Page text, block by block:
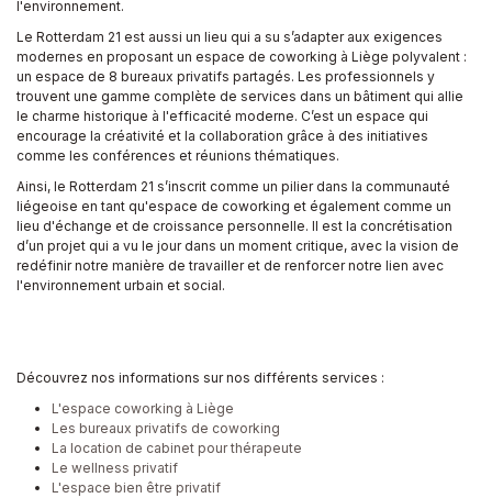
l'environnement.
Le Rotterdam 21 est aussi un lieu qui a su s’adapter aux exigences
modernes en proposant un espace de coworking à Liège polyvalent :
un espace de 8 bureaux privatifs partagés. Les professionnels y
trouvent une gamme complète de services dans un bâtiment qui allie
le charme historique à l'efficacité moderne. C’est un espace qui
encourage la créativité et la collaboration grâce à des initiatives
comme les conférences et réunions thématiques.
Ainsi, le Rotterdam 21 s’inscrit comme un pilier dans la communauté
liégeoise en tant qu'espace de coworking et également comme un
lieu d'échange et de croissance personnelle. Il est la concrétisation
d’un projet qui a vu le jour dans un moment critique, avec la vision de
redéfinir notre manière de travailler et de renforcer notre lien avec
l'environnement urbain et social.
Découvrez nos informations sur nos différents services :
L'espace coworking à Liège
Les bureaux privatifs de coworking
La location de cabinet pour thérapeute
Le wellness privatif
L'espace bien être privatif